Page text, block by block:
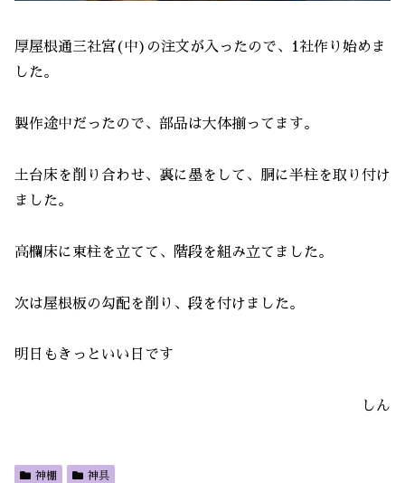
厚屋根通三社宮(中)の注文が入ったので、1社作り始めま
した。
製作途中だったので、部品は大体揃ってます。
土台床を削り合わせ、裏に墨をして、胴に半柱を取り付け
ました。
高欄床に束柱を立てて、階段を組み立てました。
次は屋根板の勾配を削り、段を付けました。
明日もきっといい日です
しん
神棚 神具